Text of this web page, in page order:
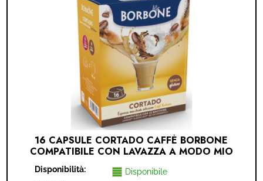
16 CAPSULE CORTADO CAFFÈ BORBONE
COMPATIBILE CON LAVAZZA A MODO MIO
(LAVAZZA A MODO MIO® - CORTADO - 16
CAPSULE)
Disponibilità:
Disponibile